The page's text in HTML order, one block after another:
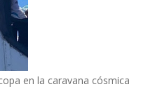
en la caravana cósmica